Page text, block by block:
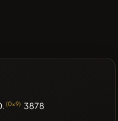
(0x9) 3878